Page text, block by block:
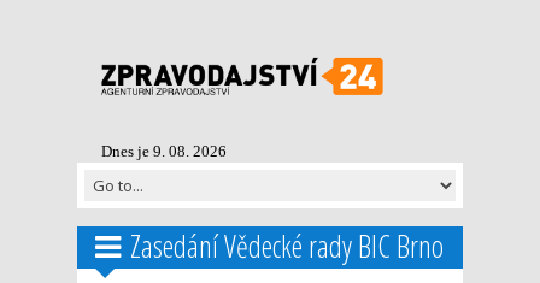
Dnes je 9. 08. 2026
Zasedání Vědecké rady BIC Brno